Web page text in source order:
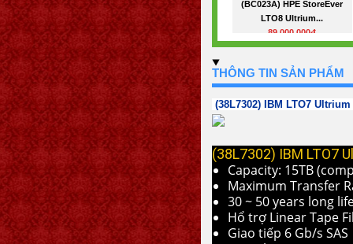
(BC023A) HPE StoreEver
LTO8 Ultrium...
89,000,000đ
THÔNG TIN SẢN PHẨM
(38L7302) IBM LTO7
(​38L7302) IBM LTO7
Capacity: 15TB
Maximum Transfer
30 ~ 50 years long
Hổ trợ Linear Tape
Giao tiếp 6 Gb/s SAS